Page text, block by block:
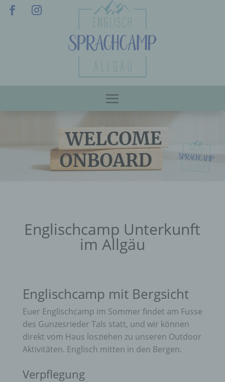
Englischcamp Unterkunft
im Allgäu
Englischcamp mit Bergsicht
Euer Englischcamp im Sommer findet am Fusse
des Gunzesrieder Tals statt, und wir können
direkt vom Haus losziehen zu unseren Outdoor
Aktivitäten. Englisch mitten in den Bergen.
Verpflegung